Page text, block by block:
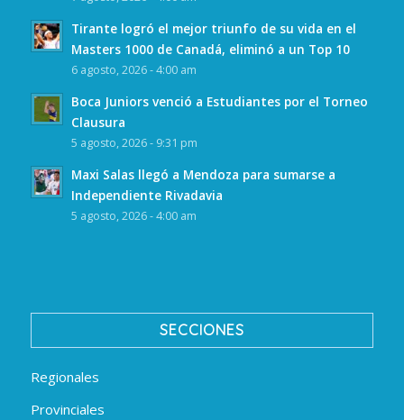
Tirante logró el mejor triunfo de su vida en el
Masters 1000 de Canadá, eliminó a un Top 10
6 agosto, 2026 - 4:00 am
Boca Juniors venció a Estudiantes por el Torneo
Clausura
5 agosto, 2026 - 9:31 pm
Maxi Salas llegó a Mendoza para sumarse a
Independiente Rivadavia
5 agosto, 2026 - 4:00 am
SECCIONES
Regionales
Provinciales